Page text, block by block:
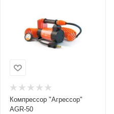
Компрессор "Агрессор"
AGR-50